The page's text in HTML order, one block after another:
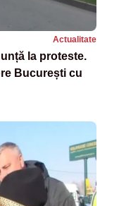
Actualitate
la proteste.
București cu